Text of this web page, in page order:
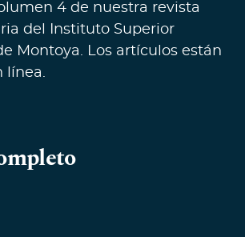
4 de nuestra revista
del Instituto Superior
Montoya. Los artículos están
línea.